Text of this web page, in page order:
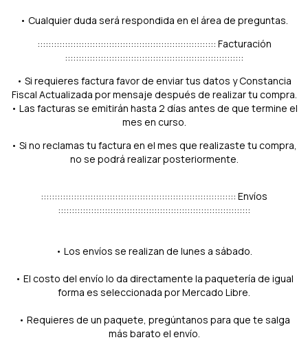
• Cualquier duda será respondida en el área de preguntas.
::::::::::::::::::::::::::::::::::::::::::::::::::::::::::::::::: Facturación
:::::::::::::::::::::::::::::::::::::::::::::::::::::::::::::::::
• Si requieres factura favor de enviar tus datos y Constancia
Fiscal Actualizada por mensaje después de realizar tu compra.
• Las facturas se emitirán hasta 2 días antes de que termine el
mes en curso.
• Si no reclamas tu factura en el mes que realizaste tu compra,
no se podrá realizar posteriormente.
::::::::::::::::::::::::::::::::::::::::::::::::::::::::::::::::::::::: Envíos
::::::::::::::::::::::::::::::::::::::::::::::::::::::::::::::::::::::
• Los envíos se realizan de lunes a sábado.
• El costo del envío lo da directamente la paquetería de igual
forma es seleccionada por Mercado Libre.
• Requieres de un paquete, pregúntanos para que te salga
más barato el envío.